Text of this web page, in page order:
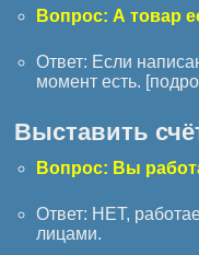
Вопрос: А товар
Ответ: Если
момент есть. [
Выставить
Вопрос: Вы
Ответ: НЕТ,
лицами.